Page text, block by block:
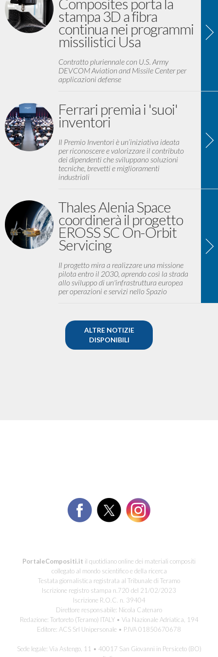
stampa 3D a fibra
continua nei programmi
missilistici Usa
Contratto pluriennale con U.S. Army
DEVCOM Aviation and Missile Center per
applicazioni defense
Ferrari premia i 'suoi'
inventori
Il Premio Inventori è un’iniziativa ideata
per riconoscere e valorizzare il contributo
dei dipendenti che sviluppano soluzioni
tecniche, brevetti e miglioramenti
industriali
Thales Alenia Space
coordinerà il progetto
EROSS SC On-Orbit
Servicing
Il progetto mira a realizzare una missione
pilota entro il 2030, aprendo così la strada
allo sviluppo di un'infrastruttura europea
per operazioni e servizi nello Spazio
ALTRE NOTIZIE
DISPONIBILI
PortaleCompositi.it il quotidiano online dei materiali compositi
collegato al mondo scientifico e della ricerca
Testata giornalistica registrata al Tribunale di Teramo
Iscrizione registro stampa n.720 del 21/02/2023
Iscrizione R.O.C. n. 39404
Direttore responsabile: Nicola Catenaro
Redazione: Tortoreto (Teramo) ITALY • Via Nazionale Adriatica, 194
Editore: ACS Srl Unipersonale • P.IVA 01850670678
Sede legale: Via Astengo, 11 • 40017 San Giovanni in Persiceto (BO)